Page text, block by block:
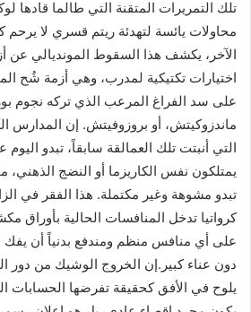
تلك التمريرات المتقنة التي طالما قادها
محاولات يائسة لتهدئة ريتم قسري لا يرحم
الآخر، يكشف هذا السقوط المونديالي عن
اختيارات تكتيكية لمدرب، وهي أزمة شُح
على سد الفراغ المرعب الذي تركه نجوم
ماندزوكيتش، أو بروزوفيتش. إن المدارس
التي أنبتت تلك العمالقة سابقاً، تبدو
يمتلكون نفس الكاريزما أو النضج الذهني،
تبدو مشوهة وغير مكتملة. هذا الفقر في
كرواتيا تدخل المنافسات الحالية بأوراق
على أي منافس منظم ومندفع بدنياً أن يفك
دون عناء كبير.إن الخروج الوشيك من دور
يلوح في الأفق كحقيقة تفرضها الحسابات